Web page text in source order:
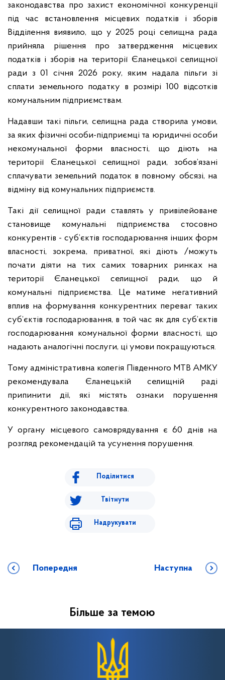
законодавства про захист економічної конкуренції
під час встановлення місцевих податків і зборів
Відділення виявило, що у 2025 році селищна рада
прийняла рішення про затвердження місцевих
податків і зборів на території Єланецької селищної
ради з 01 січня 2026 року, яким надала пільги зі
сплати земельного податку в розмірі 100 відсотків
комунальним підприємствам.
Надавши такі пільги, селищна рада створила умови,
за яких фізичні особи-підприємці та юридичні особи
некомунальної форми власності, що діють на
території Єланецької селищної ради, зобов’язані
сплачувати земельний податок в повному обсязі, на
відміну від комунальних підприємств.
Такі дії селищної ради ставлять у привілейоване
становище комунальні підприємства стосовно
конкурентів - суб’єктів господарювання інших форм
власності, зокрема, приватної, які діють /можуть
почати діяти на тих самих товарних ринках на
території Єланецької селищної ради, що й
комунальні підприємства. Це матиме негативний
вплив на формування конкурентних переваг таких
суб’єктів господарювання, в той час як для суб’єктів
господарювання комунальної форми власності, що
надають аналогічні послуги, ці умови покращуються.
Тому адміністративна колегія Південного МТВ АМКУ
рекомендувала Єланецькій селищній раді
припинити дії, які містять ознаки порушення
конкурентного законодавства.
У органу місцевого самоврядування є 60 днів на
розгляд рекомендацій та усунення порушення.
Поділитися
Твітнути
Надрукувати
Попередня Наступна
Більше за темою